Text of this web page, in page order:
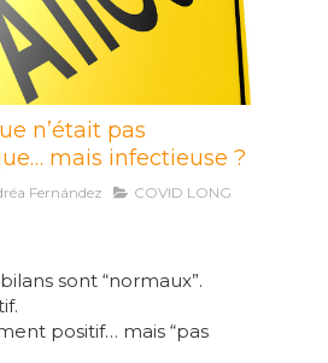
n’était pas
mais infectieuse ?
Fernández COVID LONG
sont “normaux”.
positif… mais “pas